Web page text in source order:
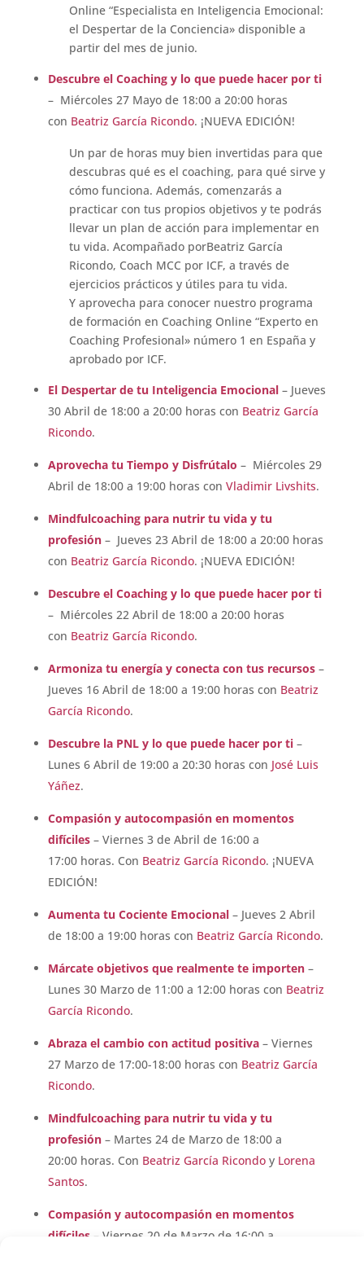
Online “Especialista en Inteligencia Emocional:
el Despertar de la Conciencia» disponible a
partir del mes de junio.
Descubre el Coaching y lo que puede hacer por ti
– Miércoles 27 Mayo de 18:00 a 20:00 horas
con Beatriz García Ricondo. ¡NUEVA EDICIÓN!
Un par de horas muy bien invertidas para que
descubras qué es el coaching, para qué sirve y
cómo funciona. Además, comenzarás a
practicar con tus propios objetivos y te podrás
llevar un plan de acción para implementar en
tu vida. Acompañado porBeatriz García
Ricondo, Coach MCC por ICF, a través de
ejercicios prácticos y útiles para tu vida.
Y aprovecha para conocer nuestro programa
de formación en Coaching Online “Experto en
Coaching Profesional» número 1 en España y
aprobado por ICF.
El Despertar de tu Inteligencia Emocional – Jueves
30 Abril de 18:00 a 20:00 horas con Beatriz García
Ricondo.
Aprovecha tu Tiempo y Disfrútalo – Miércoles 29
Abril de 18:00 a 19:00 horas con Vladimir Livshits.
Mindfulcoaching para nutrir tu vida y tu
profesión – Jueves 23 Abril de 18:00 a 20:00 horas
con Beatriz García Ricondo. ¡NUEVA EDICIÓN!
Descubre el Coaching y lo que puede hacer por ti
– Miércoles 22 Abril de 18:00 a 20:00 horas
con Beatriz García Ricondo.
Armoniza tu energía y conecta con tus recursos–
Jueves 16 Abril de 18:00 a 19:00 horas con Beatriz
García Ricondo.
Descubre la PNL y lo que puede hacer por ti –
Lunes 6 Abril de 19:00 a 20:30 horas con José Luis
Yáñez.
Compasión y autocompasión en momentos
difíciles – Viernes 3 de Abril de 16:00 a
17:00 horas. Con Beatriz García Ricondo. ¡NUEVA
EDICIÓN!
Aumenta tu Cociente Emocional– Jueves 2 Abril
de 18:00 a 19:00 horas con Beatriz García Ricondo.
Márcate objetivos que realmente te importen –
Lunes 30 Marzo de 11:00 a 12:00 horas con Beatriz
García Ricondo.
Abraza el cambio con actitud positiva – Viernes
27 Marzo de 17:00-18:00 horas con Beatriz García
Ricondo.
Mindfulcoaching para nutrir tu vida y tu
profesión – Martes 24 de Marzo de 18:00 a
20:00 horas. Con Beatriz García Ricondoy Lorena
Santos.
Compasión y autocompasión en momentos
difíciles – Viernes 20 de Marzo de 16:00 a